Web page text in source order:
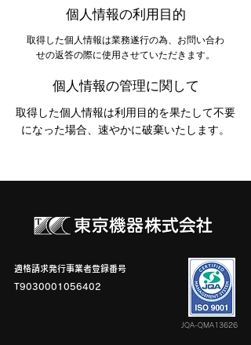
個人情報の利用目的
取得した個人情報は業務遂行の為、お問い合わ
せの返答の際に使用させていただきます。
個人情報の管理に関して
取得した個人情報は利用目的を果たして不要
になった場合、 速やかに破棄いたします。
適格請求発行事業者登録番号
T9030001056402
JQA-QMA13626